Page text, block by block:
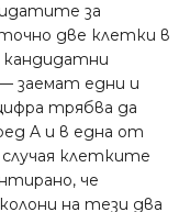
за
две клетки в
кандидатни
заемат едни и
трябва да
A и в една от
клетките
че
на тези два